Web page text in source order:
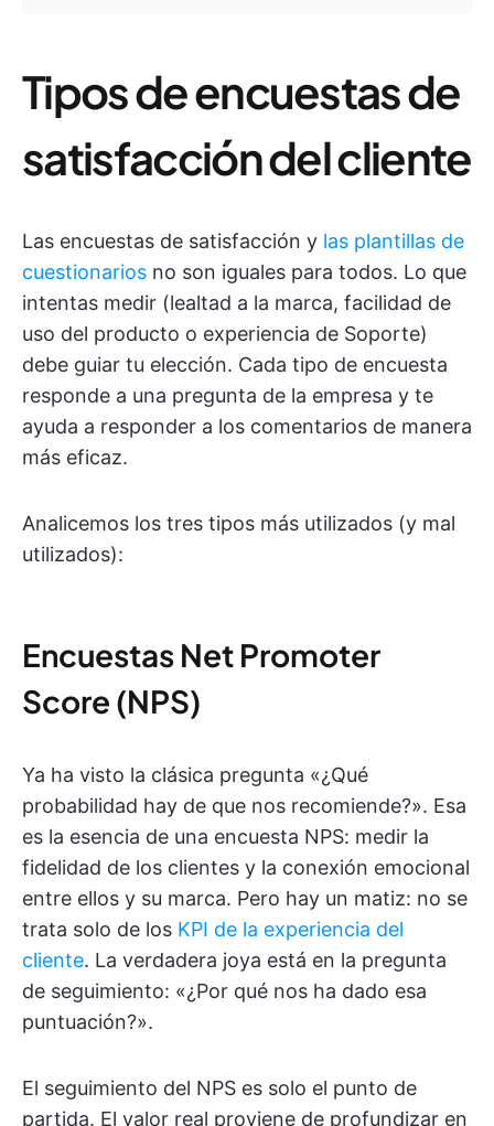
Tipos de encuestas de
satisfacción del cliente
Las encuestas de satisfacción y las plantillas de
cuestionarios no son iguales para todos. Lo que
intentas medir (lealtad a la marca, facilidad de
uso del producto o experiencia de Soporte)
debe guiar tu elección. Cada tipo de encuesta
responde a una pregunta de la empresa y te
ayuda a responder a los comentarios de manera
más eficaz.
Analicemos los tres tipos más utilizados (y mal
utilizados):
Encuestas Net Promoter
Score (NPS)
Ya ha visto la clásica pregunta «¿Qué
probabilidad hay de que nos recomiende?». Esa
es la esencia de una encuesta NPS: medir la
fidelidad de los clientes y la conexión emocional
entre ellos y su marca. Pero hay un matiz: no se
trata solo de los KPI de la experiencia del
cliente. La verdadera joya está en la pregunta
de seguimiento: «¿Por qué nos ha dado esa
puntuación?».
El seguimiento del NPS es solo el punto de
partida. El valor real proviene de profundizar en